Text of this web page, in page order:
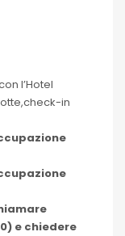
l’Hotel
in
e chiedere